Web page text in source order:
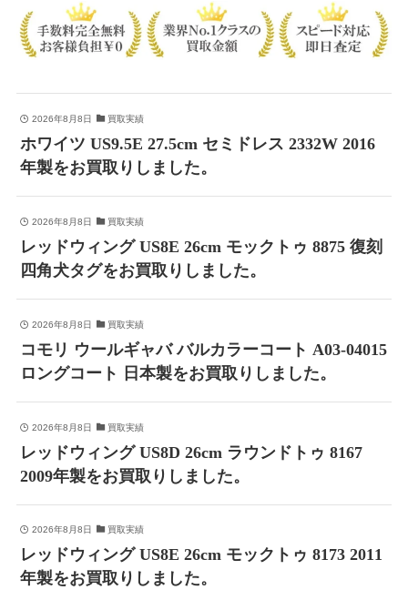
2026年8月8日 買取実績
ホワイツ US9.5E 27.5cm セミドレス 2332W 2016
年製をお買取りしました。
2026年8月8日 買取実績
レッドウィング US8E 26cm モックトゥ 8875 復刻
四角犬タグをお買取りしました。
2026年8月8日 買取実績
コモリ ウールギャバ バルカラーコート A03-04015
ロングコート 日本製をお買取りしました。
2026年8月8日 買取実績
レッドウィング US8D 26cm ラウンドトゥ 8167
2009年製をお買取りしました。
2026年8月8日 買取実績
レッドウィング US8E 26cm モックトゥ 8173 2011
年製をお買取りしました。